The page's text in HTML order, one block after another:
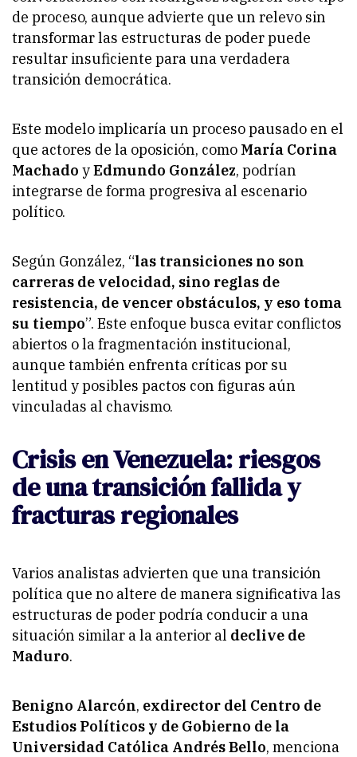
de proceso, aunque advierte que un relevo sin
transformar las estructuras de poder puede
resultar insuficiente para una verdadera
transición democrática.
Este modelo implicaría un proceso pausado en el
que actores de la oposición, como María Corina
Machado yEdmundo González, podrían
integrarse de forma progresiva al escenario
político.
Según González, “las transiciones no son
carreras de velocidad, sino reglas de
resistencia, de vencer obstáculos, y eso toma
su tiempo”. Este enfoque busca evitar conflictos
abiertos o la fragmentación institucional,
aunque también enfrenta críticas por su
lentitud y posibles pactos con figuras aún
vinculadas al chavismo.
Crisis en Venezuela: riesgos
de una transición fallida y
fracturas regionales
Varios analistas advierten que una transición
política que no altere de manera significativa las
estructuras de poder podría conducir a una
situación similar a la anterior al declive de
Maduro.
Benigno Alarcón, exdirector del Centro de
Estudios Políticos y de Gobierno de la
Universidad Católica Andrés Bello, menciona